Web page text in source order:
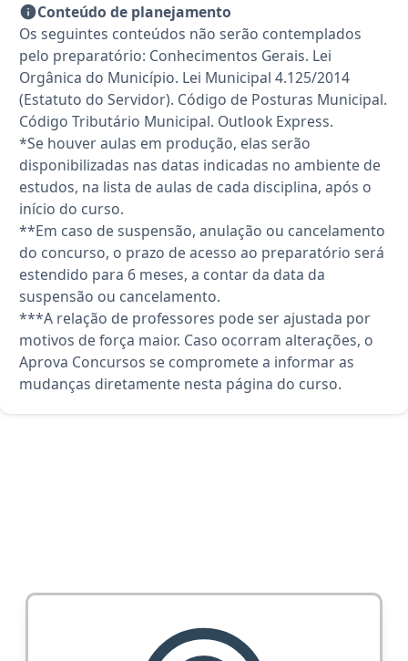
Conteúdo de planejamento
Os seguintes conteúdos não serão contemplados
pelo preparatório: Conhecimentos Gerais. Lei
Orgânica do Município. Lei Municipal 4.125/2014
(Estatuto do Servidor). Código de Posturas Municipal.
Código Tributário Municipal. Outlook Express.
*Se houver aulas em produção, elas serão
disponibilizadas nas datas indicadas no ambiente de
estudos, na lista de aulas de cada disciplina, após o
início do curso.
**Em caso de suspensão, anulação ou cancelamento
do concurso, o prazo de acesso ao preparatório será
estendido para 6 meses, a contar da data da
suspensão ou cancelamento.
***A relação de professores pode ser ajustada por
motivos de força maior. Caso ocorram alterações, o
Aprova Concursos se compromete a informar as
mudanças diretamente nesta página do curso.